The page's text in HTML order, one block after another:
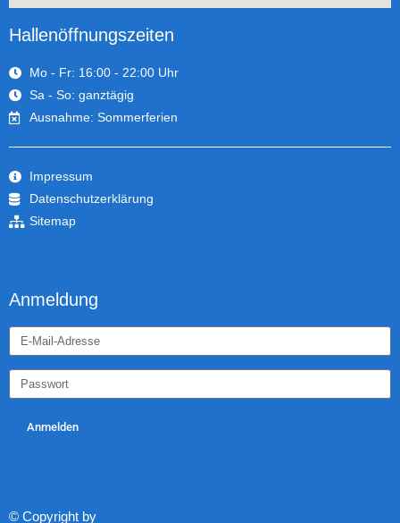
Hallenöffnungszeiten
Mo - Fr: 16:00 - 22:00 Uhr
Sa - So: ganztägig
Ausnahme: Sommerferien
Impressum
Datenschutzerklärung
Sitemap
Anmeldung
Anmelden
© Copyright by